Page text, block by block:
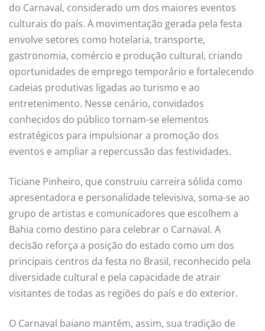
do Carnaval, considerado um dos maiores eventos
culturais do país. A movimentação gerada pela festa
envolve setores como hotelaria, transporte,
gastronomia, comércio e produção cultural, criando
oportunidades de emprego temporário e fortalecendo
cadeias produtivas ligadas ao turismo e ao
entretenimento. Nesse cenário, convidados
conhecidos do público tornam-se elementos
estratégicos para impulsionar a promoção dos
eventos e ampliar a repercussão das festividades.
Ticiane Pinheiro, que construiu carreira sólida como
apresentadora e personalidade televisiva, soma-se ao
grupo de artistas e comunicadores que escolhem a
Bahia como destino para celebrar o Carnaval. A
decisão reforça a posição do estado como um dos
principais centros da festa no Brasil, reconhecido pela
diversidade cultural e pela capacidade de atrair
visitantes de todas as regiões do país e do exterior.
O Carnaval baiano mantém, assim, sua tradição de